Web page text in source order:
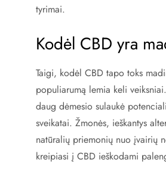
tyrimai.
Kodėl CBD yra
Taigi, kodėl CBD tapo toks
populiarumą lemia keli
daug dėmesio sulaukė
sveikatai. Žmonės, ieškantys
natūralių priemonių nuo įvairių
kreipiasi į CBD ieškodami